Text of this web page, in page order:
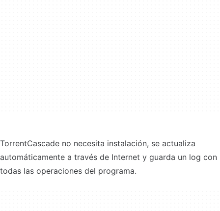
TorrentCascade no necesita instalación, se actualiza
automáticamente a través de Internet y guarda un log con
todas las operaciones del programa.